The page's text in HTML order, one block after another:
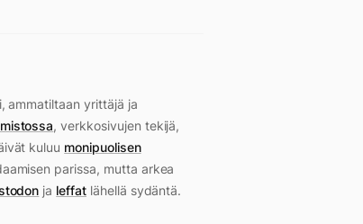
ammatiltaan yrittäjä ja
, verkkosivujen tekijä,
kuluu monipuolisen
parissa, mutta arkea
ja leffatlähellä sydäntä.